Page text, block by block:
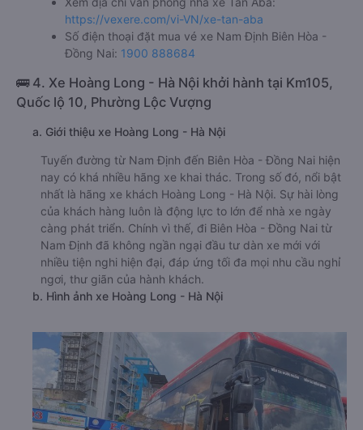
https://vexere.com/vi-VN/xe-tan-aba
Số điện thoại đặt mua vé xe Nam Định Biên Hòa -
Đồng Nai: 1900 888684
🚌 4. Xe Hoàng Long - Hà Nội khởi hành tại Km105,
Quốc lộ 10, Phường Lộc Vượng
a. Giới thiệu xe Hoàng Long - Hà Nội
Tuyến đường từ Nam Định đến Biên Hòa - Đồng Nai hiện
nay có khá nhiều hãng xe khai thác. Trong số đó, nổi bật
nhất là hãng xe khách Hoàng Long - Hà Nội. Sự hài lòng
của khách hàng luôn là động lực to lớn để nhà xe ngày
càng phát triển. Chính vì thế, đi Biên Hòa - Đồng Nai từ
Nam Định đã không ngần ngại đầu tư dàn xe mới với
nhiều tiện nghi hiện đại, đáp ứng tối đa mọi nhu cầu nghỉ
ngơi, thư giãn của hành khách.
b. Hình ảnh xe Hoàng Long - Hà Nội